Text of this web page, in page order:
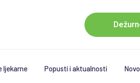
ljekarne Popusti i aktualnosti